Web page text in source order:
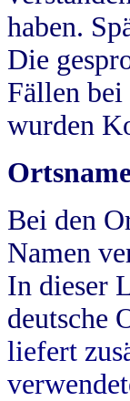
haben.
Die
Fällen
wurden
Bei den
Namen
In dieser
deutsche
liefert